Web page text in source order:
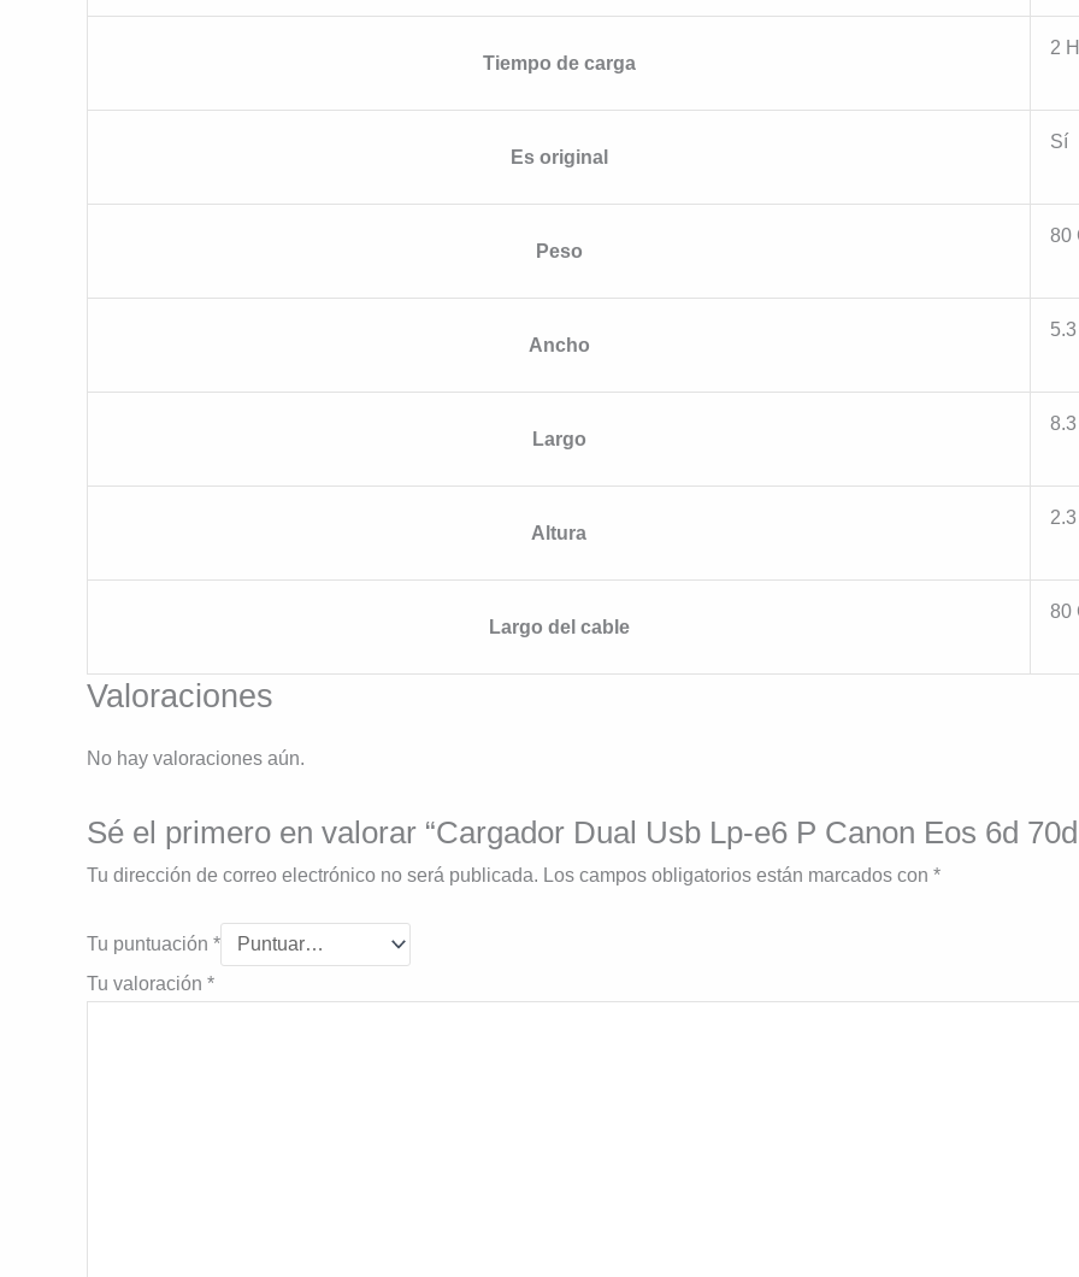
Tiempo de carga
2 H
Es original
Sí
Peso
80
Ancho
Largo
Altura
Largo del cable
80
Valoraciones
No hay valoraciones aún.
Sé el primero en valorar “Cargador Dual Usb Lp-e6 P Canon Eos 6d
Tu dirección de correo electrónico no será publicada. Los campos obligatorios están marcados con *
Tu puntuación *
Tu valoración *